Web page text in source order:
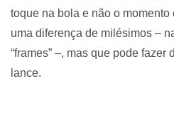
toque na bola e não o momento
uma diferença de milésimos –
“frames” –, mas que pode
lance.